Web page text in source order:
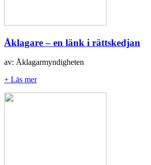
Åklagare – en länk i rättskedjan
av: Åklagarmyndigheten
+ Läs mer